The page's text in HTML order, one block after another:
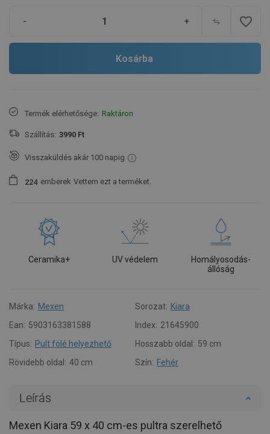
- + favorite_border
Kosárba
Termék elérhetősége: Raktáron
Szállítás: 3990 Ft
Visszaküldés akár 100 napig
224 emberek Vettem ezt a terméket.
Ceramika+ UV védelem
Homályosodás-
állóság
Márka: Mexen Sorozat: Kiara
Ean: 5903163381588 Index: 21645900
Típus: Pult fölé helyezhető Hosszabb oldal: 59 cm
Rövidebb oldal: 40 cm Szín: Fehér
Leírás
Mexen Kiara 59 x 40 cm-es pultra szerelhető